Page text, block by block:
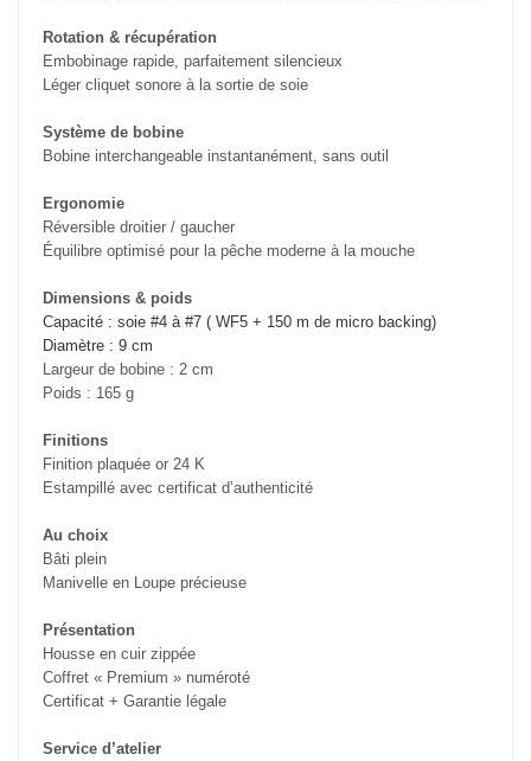
Rotation & récupération
Embobinage rapide, parfaitement silencieux
Léger cliquet sonore à la sortie de soie
Système de bobine
Bobine interchangeable instantanément, sans outil
Ergonomie
Réversible droitier / gaucher
Équilibre optimisé pour la pêche moderne à la mouche
Dimensions & poids
Capacité : soie #4 à #7 ( WF5 + 150 m de micro backing)
Diamètre : 9 cm
Largeur de bobine : 2 cm
Poids : 165 g
Finitions
Finition plaquée or 24 K
Estampillé avec certificat d’authenticité
Au choix
Bâti plein
Manivelle en Loupe précieuse
Présentation
Housse en cuir zippée
Coffret « Premium » numéroté
Certificat + Garantie légale
Service d’atelier